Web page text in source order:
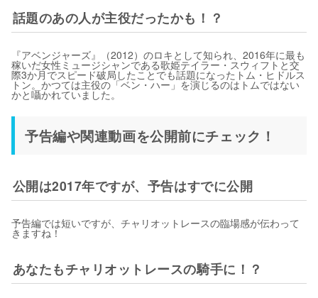
話題のあの人が主役だったかも！？
『アベンジャーズ』（2012）のロキとして知られ、2016年に最も
稼いだ女性ミュージシャンである歌姫テイラー・スウィフトと交
際3か月でスピード破局したことでも話題になったトム・ヒドルス
トン。かつては主役の「ベン・ハー」を演じるのはトムではない
かと囁かれていました。
予告編や関連動画を公開前にチェック！
公開は2017年ですが、予告はすでに公開
予告編では短いですが、チャリオットレースの臨場感が伝わって
きますね！
あなたもチャリオットレースの騎手に！？